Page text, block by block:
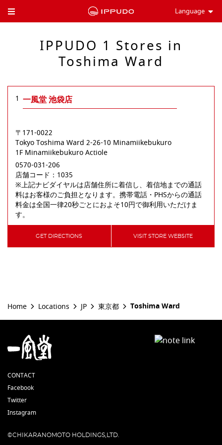
Toggle Header Menu Language
IPPUDO 1 Stores in
Toshima Ward
1 一風堂 池袋店
〒171-0022
TokyoToshima Ward 2-26-10 Minamiikebukuro
1F Minamiikebukuro Actiole
0570-031-206
店舗コード：1035
※上記ナビダイヤルは店舗住所に着信し、着信地までの通話
料はお客様のご負担となります。携帯電話・PHSからの通話
料金は全国一律20秒ごとにおよそ10円で御利用いただけま
す。
GET DIRECTIONS VISIT STORE WEBSITE
Home Locations JP 東京都 Toshima Ward
CONTACT
Facebook
Twitter
Instagram
©CHIKARANOMOTO HOLDINGS,LTD.